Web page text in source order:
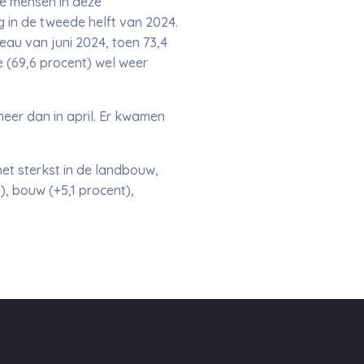
in de tweede helft van 2024.
van juni 2024, toen 73,4
procent) wel weer
dan in april. Er kwamen
sterkst in de landbouw,
bouw (+5,1 procent),